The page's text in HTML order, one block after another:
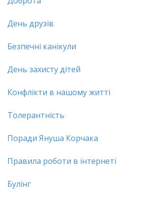
День друзів
Безпечні канікули
День захисту дітей
Конфлікти в нашому житті
Толерантність
Поради Януша Корчака
Правила роботи в інтернеті
Булінг